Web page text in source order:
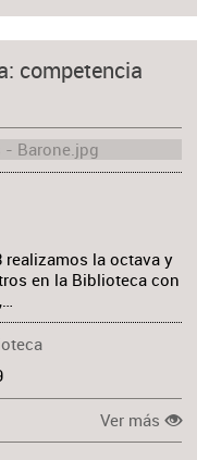
competencia
realizamos la octava y
en la Biblioteca con
Ver más